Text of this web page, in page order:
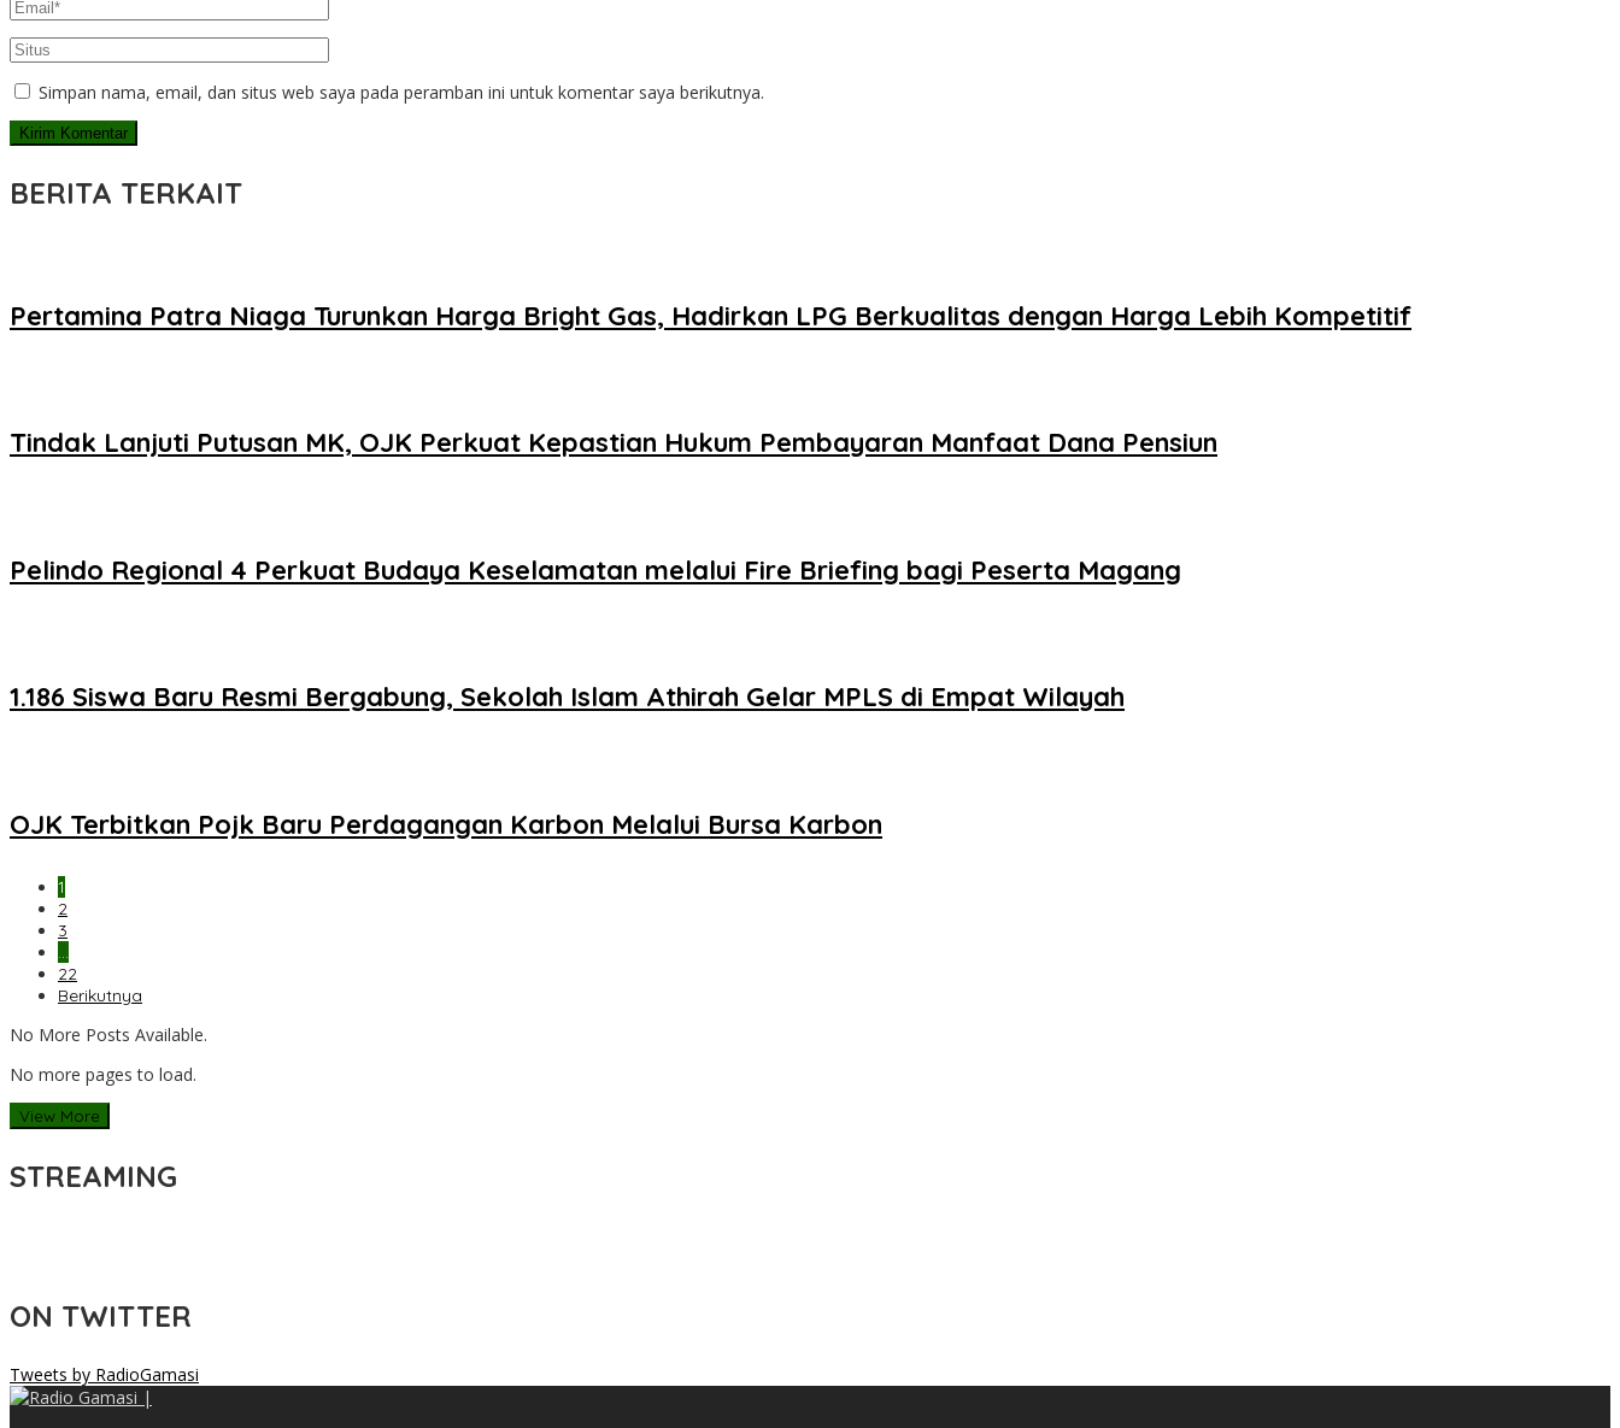
Simpan nama, email, dan situs web saya pada peramban ini untuk komentar saya berikutnya.
BERITA TERKAIT
Pertamina Patra Niaga Turunkan Harga Bright Gas, Hadirkan LPG Berkualitas dengan Harga Lebih Kompetitif
Tindak Lanjuti Putusan MK, OJK Perkuat Kepastian Hukum Pembayaran Manfaat Dana Pensiun
Pelindo Regional 4 Perkuat Budaya Keselamatan melalui Fire Briefing bagi Peserta Magang
1.186 Siswa Baru Resmi Bergabung, Sekolah Islam Athirah Gelar MPLS di Empat Wilayah
OJK Terbitkan Pojk Baru Perdagangan Karbon Melalui Bursa Karbon
1
2
3
…
22
Berikutnya
No More Posts Available.
No more pages to load.
View More
STREAMING
ON TWITTER
Tweets by RadioGamasi